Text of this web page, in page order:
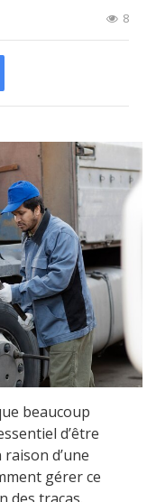
8
beaucoup
d’être
d’une
gérer ce